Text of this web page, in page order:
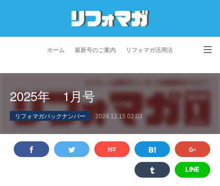
ホーム 最新号のご案内 リフォマガ活用法
プライバシーポリシー 利用規約
2025年 1月号
リフォマガバックナンバー 2024.12.15 02:03